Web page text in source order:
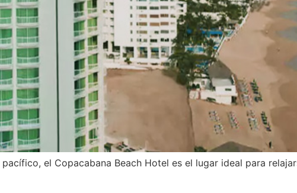
el Copacabana Beach Hotel es el lugar ideal para